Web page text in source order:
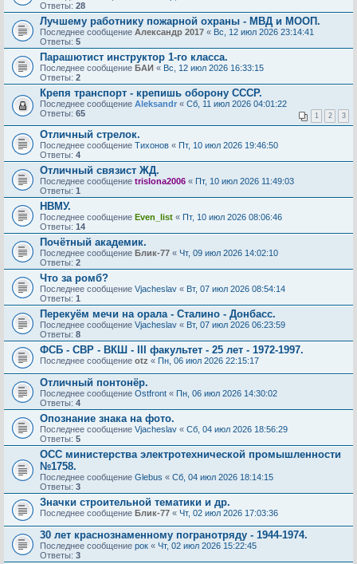
Ответы: 28
Лучшему работнику пожарной охраны - МВД и МООП.
Последнее сообщение Александр 2017 « Вс, 12 июл 2026 23:14:41
Ответы: 5
Парашютист инструктор 1-го класса.
Последнее сообщение БАИ « Вс, 12 июл 2026 16:33:15
Ответы: 2
Крепя транспорт - крепишь оборону СССР.
Последнее сообщение Aleksandr « Сб, 11 июл 2026 04:01:22
Ответы: 65 1 2 3
Отличный стрелок.
Последнее сообщение Тихонов « Пт, 10 июл 2026 19:46:50
Ответы: 4
Отличный связист ЖД.
Последнее сообщение trislona2006 « Пт, 10 июл 2026 11:49:03
Ответы: 1
НВМУ.
Последнее сообщение Even_list « Пт, 10 июл 2026 08:06:46
Ответы: 14
Почётный академик.
Последнее сообщение Блик-77 « Чт, 09 июл 2026 14:02:10
Ответы: 2
Что за ромб?
Последнее сообщение Vjacheslav « Вт, 07 июл 2026 08:54:14
Ответы: 1
Перекуём мечи на орала - Сталино - Донбасс.
Последнее сообщение Vjacheslav « Вт, 07 июл 2026 06:23:59
Ответы: 8
ФСБ - СВР - ВКШ - III факультет - 25 лет - 1972-1997.
Последнее сообщение otz « Пн, 06 июл 2026 22:15:17
Отличный понтонёр.
Последнее сообщение Ostfront « Пн, 06 июл 2026 14:30:02
Ответы: 4
Опознание знака на фото.
Последнее сообщение Vjacheslav « Сб, 04 июл 2026 18:56:29
Ответы: 5
ОСС министерства электротехнической промышленности
№1758.
Последнее сообщение Glebus « Сб, 04 июл 2026 18:14:15
Ответы: 3
Значки строительной тематики и др.
Последнее сообщение Блик-77 « Чт, 02 июл 2026 17:03:36
30 лет краснознаменному погранотряду - 1944-1974.
Последнее сообщение рок « Чт, 02 июл 2026 15:22:45
Ответы: 3